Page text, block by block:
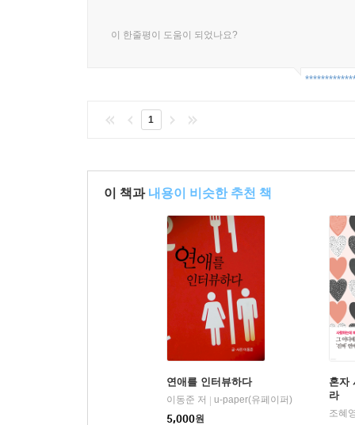
이 한줄평이 도움이 되었나요?
1
이 책과 내용이 비슷한 추천 책
연애를 인터뷰하다
이동준 저 | u-paper(유페이퍼)
5,000원
혼자
라
조혜